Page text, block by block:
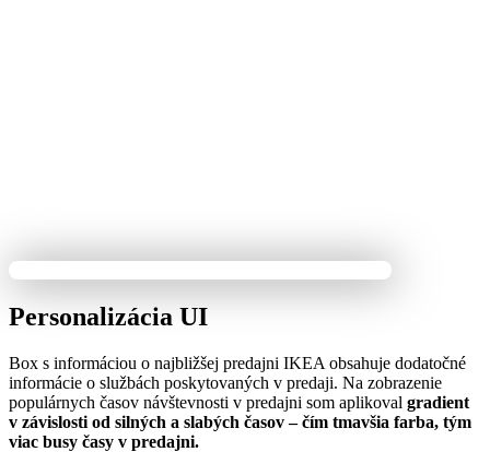
Personalizácia UI
Box s informáciou o najbližšej predajni IKEA obsahuje dodatočné
informácie o službách poskytovaných v predaji. Na zobrazenie
populárnych časov návštevnosti v predajni som aplikoval gradient
v závislosti od silných a slabých časov – čím tmavšia farba, tým
viac busy časy v predajni.